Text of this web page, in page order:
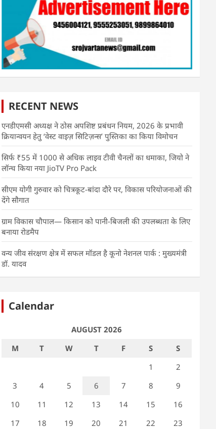
RECENT NEWS
एनडीएमसी अध्यक्ष ने ठोस अपशिष्ट प्रबंधन नियम, 2026 के प्रभावी
क्रियान्वयन हेतु ‘वेस्ट वाइज़ सिटिज़न्स’ पुस्तिका का किया विमोचन
सिर्फ ₹55 में 1000 से अधिक लाइव टीवी चैनलों का धमाका, जियो ने
लॉन्च किया नया JioTV Pro Pack
सीएम योगी गुरुवार को चित्रकूट-बांदा दौरे पर, विकास परियोजनाओं की
देंगे सौगात
ग्राम विकास चौपाल— किसान को पानी-बिजली की उपलब्धता के लिए
बनाया रोडमैप
वन्य जीव संरक्षण क्षेत्र में सफल मॉडल है कूनो नेशनल पार्क : मुख्यमंत्री
डॉ. यादव
Calendar
AUGUST 2026
M
T W T F S
S
1
2
3
4 5 6 7 8
9
10
11 12 13 14 15
16
17
18 19 20 21 22
23